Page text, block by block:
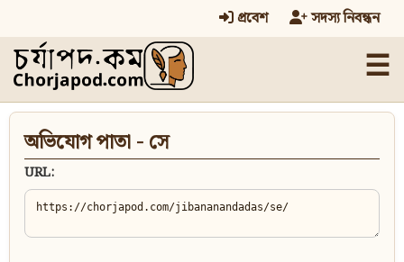
প্রবেশ সদস্য নিবন্ধন
☰
অভিযোগ পাতা - সে
URL: